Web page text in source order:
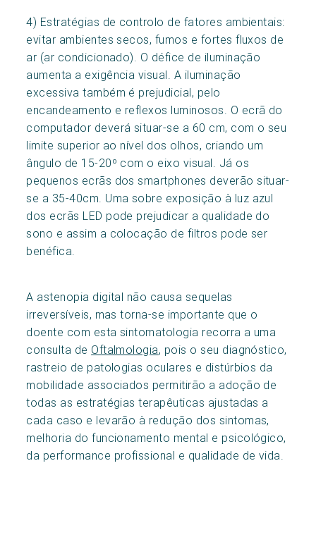
4) Estratégias de controlo de fatores ambientais:
evitar ambientes secos, fumos e fortes fluxos de
ar (ar condicionado). O défice de iluminação
aumenta a exigência visual. A iluminação
excessiva também é prejudicial, pelo
encandeamento e reflexos luminosos. O ecrã do
computador deverá situar-se a 60 cm, com o seu
limite superior ao nível dos olhos, criando um
ângulo de 15-20º com o eixo visual. Já os
pequenos ecrãs dos smartphones deverão situar-
se a 35-40cm. Uma sobre exposição à luz azul
dos ecrãs LED pode prejudicar a qualidade do
sono e assim a colocação de filtros pode ser
benéfica.
A astenopia digital não causa sequelas
irreversíveis, mas torna-se importante que o
doente com esta sintomatologia recorra a uma
consulta de Oftalmologia, pois o seu diagnóstico,
rastreio de patologias oculares e distúrbios da
mobilidade associados permitirão a adoção de
todas as estratégias terapêuticas ajustadas a
cada caso e levarão à redução dos sintomas,
melhoria do funcionamento mental e psicológico,
da performance profissional e qualidade de vida.